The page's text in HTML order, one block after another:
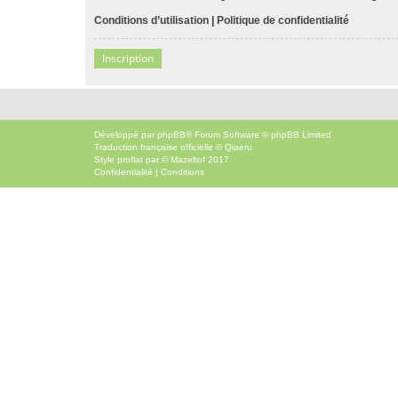
Conditions d’utilisation | Politique de confidentialité
Inscription
Développé par phpBB® Forum Software © phpBB Limited
Traduction française officielle ©Qiaeru
Style proflat par © Mazeltof 2017
Confidentialité | Conditions